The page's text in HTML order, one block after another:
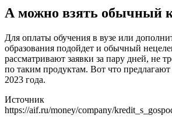
А можно взять обычный
Для оплаты обучения в вузе или
образования подойдет и обычный
рассматривают заявки за пару дней, не
по таким продуктам. Вот что
2023 года.
Источник
https://aif.ru/money/company/